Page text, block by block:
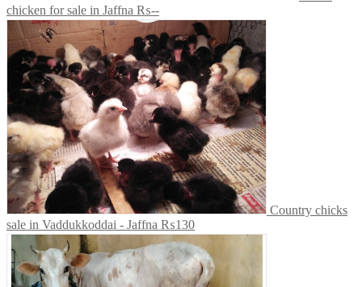
chicken for sale in Jaffna ₨--
Country chicks
sale in Vaddukkoddai - Jaffna ₨130